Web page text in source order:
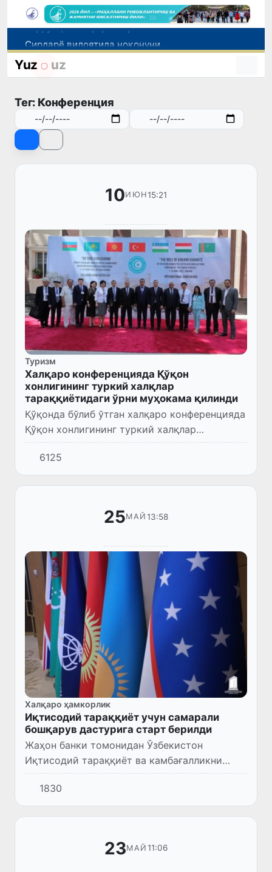
Савдо соҳасидаги корхоналар 18,8 трлн сўмдан ортиқ солиқ тўлади
Коррупция ва фирибгарлик билан боғлиқ ҳолатлар аниқланди
Yuz uz
Тег: Конференция
10ИЮН15:21
Туризм
Халқаро конференцияда Қўқон
хонлигининг туркий халқлар
тараққиётидаги ўрни муҳокама қилинди
Қўқонда бўлиб ўтган халқаро конференцияда
Қўқон хонлигининг туркий халқлар
тараққиётидаги ўрни муҳокама қилинди.
6125
25МАЙ 13:58
Халқаро ҳамкорлик
Иқтисодий тараққиёт учун самарали
бошқарув дастурига старт берилди
Жаҳон банки томонидан Ўзбекистон
Иқтисодий тараққиёт ва камбағалликни
қисқартириш, Бандлик ва меҳнат
муносабатлари ҳамда Молия вазирликлари
билан ҳамкорликда “Марказий Осиёда
1830
23МАЙ 11:06